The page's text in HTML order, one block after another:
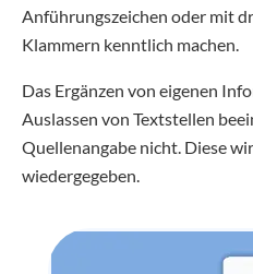
Anführungszeichen oder mit
Klammern kenntlich machen.
Das Ergänzen von eigenen
Auslassen von Textstellen
Quellenangabe nicht. Diese
wiedergegeben.